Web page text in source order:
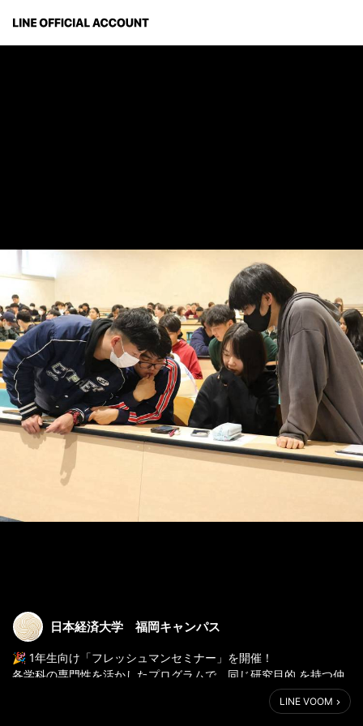
日本経済大学 福岡キャンパス
🎉 1年生向け「フレッシュマンセミナー」を開催！
各学科の専門性を活かしたプログラムで、同じ研究目的 を持つ仲
間たちと交流を深め、学科ならではの学びの魅力を体感しました
LINE VOOM